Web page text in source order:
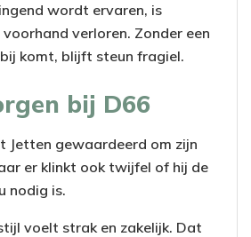
wordt ervaren, is
verloren. Zonder een
komt, blijft steun fragiel.
bij D66
Jetten gewaardeerd om zijn
er klinkt ook twijfel of hij de
nodig is.
voelt strak en zakelijk. Dat